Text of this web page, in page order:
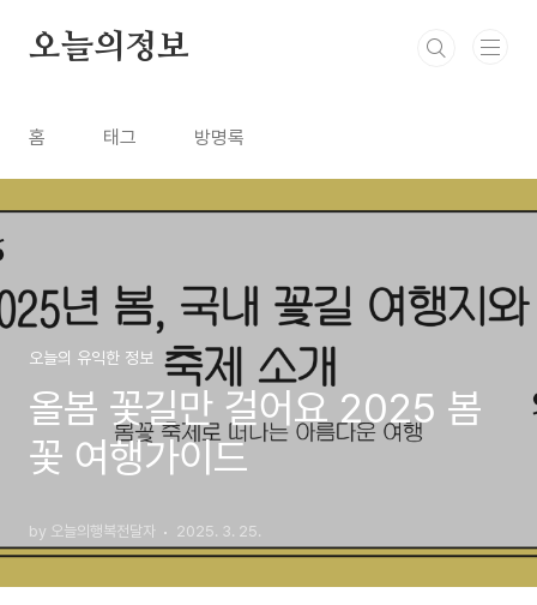
오늘의정보
홈 태그 방명록
오늘의 유익한 정보
올봄 꽃길만 걸어요 2025 봄
꽃 여행가이드
by 오늘의행복전달자 2025. 3. 25.